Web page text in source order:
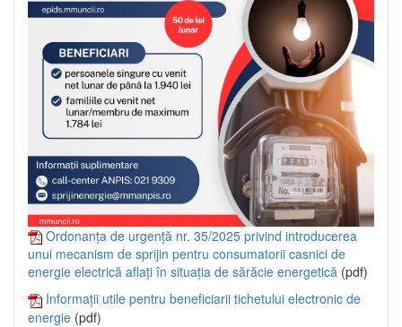
Ordonanța de urgență nr. 35/2025 privind introducerea
unui mecanism de sprijin pentru consumatorii casnici de
energie electrică aflați în situația de sărăcie energetică (pdf)
Informații utile pentru beneficiarii tichetului electronic de
energie (pdf)